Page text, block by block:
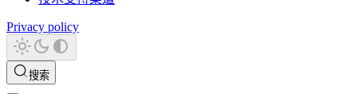
Privacy policy
搜索